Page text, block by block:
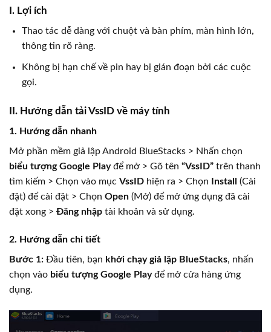
I. Lợi ích
Thao tác dễ dàng với chuột và bàn phím, màn hình lớn,
thông tin rõ ràng.
Không bị hạn chế về pin hay bị gián đoạn bởi các cuộc
gọi.
II. Hướng dẫn tải VssID về máy tính
1. Hướng dẫn nhanh
Mở phần mềm giả lập Android BlueStacks > Nhấn chọn
biểu tượng Google Playđể mở > Gõ tên “VssID” trên thanh
tìm kiếm > Chọn vào mục VssID hiện ra > Chọn Install
(Cài
đặt) để cài đặt > Chọn Open (Mở) để mở ứng dụng đã cài
đặt xong > Đăng nhập tài khoản và sử dụng.
2. Hướng dẫn chi tiết
Bước 1: Đầu tiên, bạn khởi chạy giả lập BlueStacks, nhấn
chọn vào biểu tượng Google Playđể mở cửa hàng ứng
dụng.